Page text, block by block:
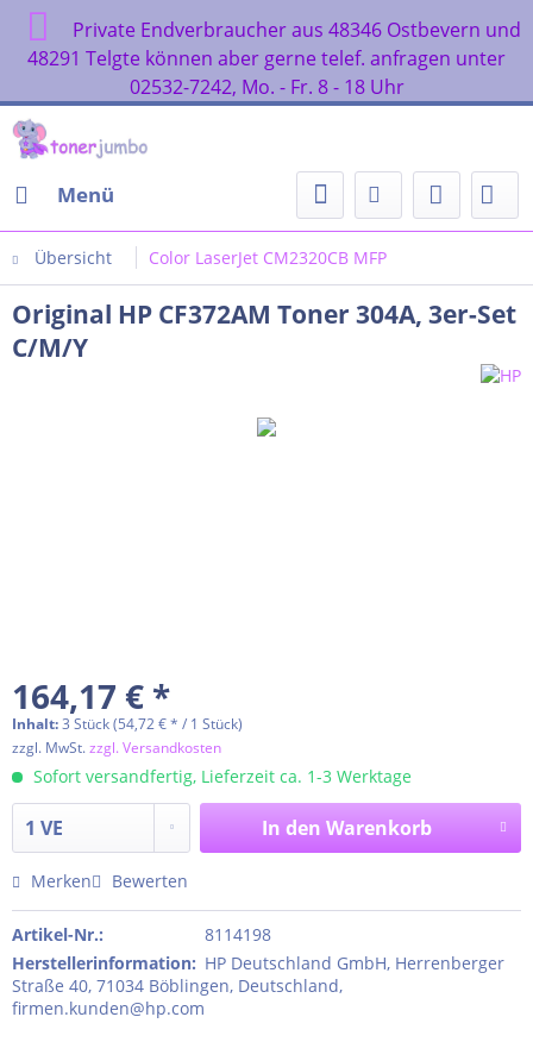
Private Endverbraucher aus 48346 Ostbevern und
48291 Telgte können aber gerne telef. anfragen unter
02532-7242, Mo. - Fr. 8 - 18 Uhr
Menü
Übersicht Color LaserJet CM2320CB MFP
Original HP CF372AM Toner 304A, 3er-Set
C/M/Y
164,17 € *
Inhalt:3 Stück (54,72 € * / 1 Stück)
zzgl. MwSt.zzgl. Versandkosten
Sofort versandfertig, Lieferzeit ca. 1-3 Werktage
In den Warenkorb
Merken Bewerten
Artikel-Nr.:
8114198
Herstellerinformation: HP Deutschland GmbH, Herrenberger
Straße 40, 71034 Böblingen, Deutschland,
firmen.kunden@hp.com